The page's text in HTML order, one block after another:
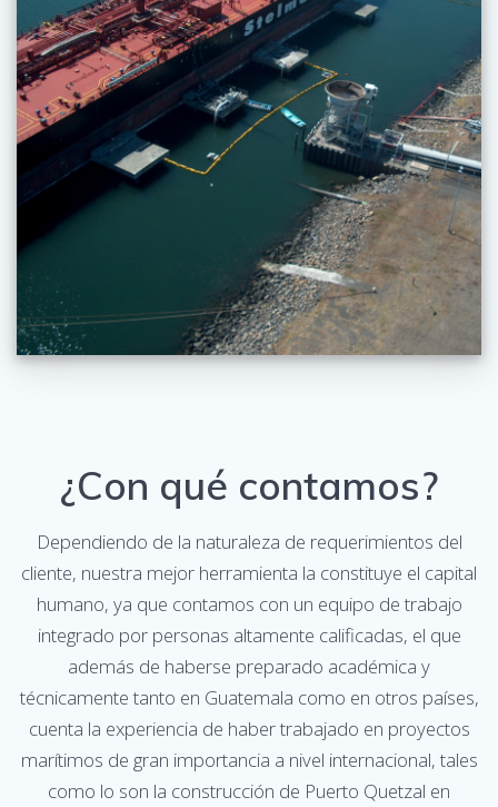
¿Con qué contamos?
Dependiendo de la naturaleza de requerimientos del
cliente, nuestra mejor herramienta la constituye el capital
humano, ya que contamos con un equipo de trabajo
integrado por personas altamente calificadas, el que
además de haberse preparado académica y
técnicamente tanto en Guatemala como en otros países,
cuenta la experiencia de haber trabajado en proyectos
marítimos de gran importancia a nivel internacional, tales
como lo son la construcción de Puerto Quetzal en